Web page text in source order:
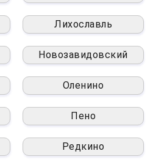
Лихославль
Новозавидовский
Оленино
Пено
Редкино